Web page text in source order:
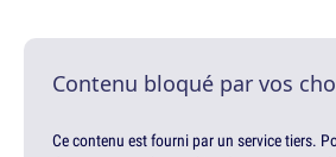
Contenu bloqué par vos
Ce contenu est fourni par un service tiers.